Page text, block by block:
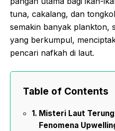
tuna, cakalang, dan
semakin banyak plankton,
yang berkumpul,
pencari nafkah di laut.
Table of Contents
Misteri Laut
Fenomena